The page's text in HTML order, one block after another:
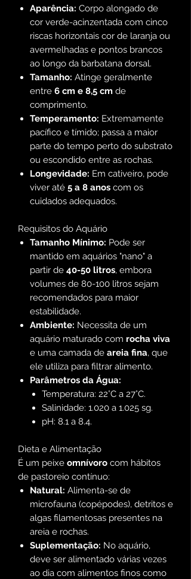
Aparência: Corpo alongado de
cor verde-acinzentada com cinco
riscas horizontais cor de laranja ou
avermelhadas e pontos brancos
ao longo da barbatana dorsal.
Tamanho: Atinge geralmente
entre 6 cm e 8,5 cm de
comprimento.
Temperamento: Extremamente
pacífico e tímido; passa a maior
parte do tempo perto do substrato
ou escondido entre as rochas.
Longevidade: Em cativeiro, pode
viver até 5 a 8 anos com os
cuidados adequados.
Requisitos do Aquário
Tamanho Mínimo: Pode ser
mantido em aquários "nano" a
partir de 40-50 litros, embora
volumes de 80-100 litros sejam
recomendados para maior
estabilidade.
Ambiente: Necessita de um
aquário maturado com rocha viva
e uma camada de areia fina, que
ele utiliza para filtrar alimento.
Parâmetros da Água:
Temperatura: 22°C a 27°C.
Salinidade: 1.020 a 1.025 sg.
pH: 8.1 a 8.4.
Dieta e Alimentação
É um peixe omnívoro com hábitos
de pastoreio contínuo:
Natural: Alimenta-se de
microfauna (copépodes), detritos e
algas filamentosas presentes na
areia e rochas.
Suplementação: No aquário,
deve ser alimentado várias vezes
ao dia com alimentos finos como